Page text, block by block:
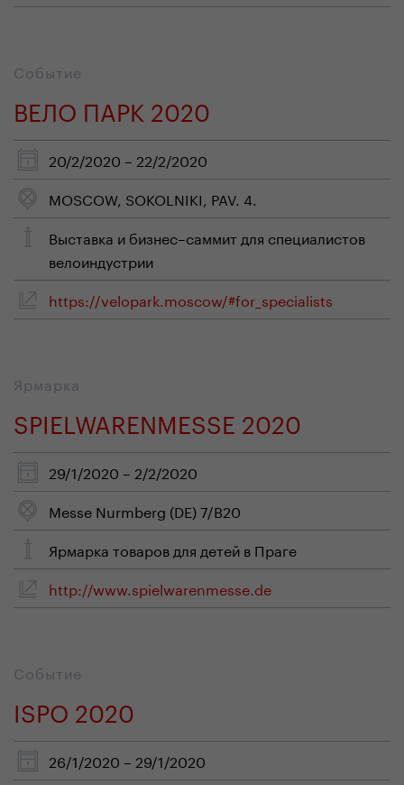
Событие
ВЕЛО ПАРК 2020
20/2/2020 – 22/2/2020
MOSCOW, SOKOLNIKI, PAV. 4.
Выставка и бизнес–саммит для специалистов
велоиндустрии
https://velopark.moscow/#for_specialists
Ярмарка
SPIELWARENMESSE 2020
29/1/2020 – 2/2/2020
Messe Nurmberg (DE) 7/B20
Ярмарка товаров для детей в Праге
http://www.spielwarenmesse.de
Событие
ISPO 2020
26/1/2020 – 29/1/2020